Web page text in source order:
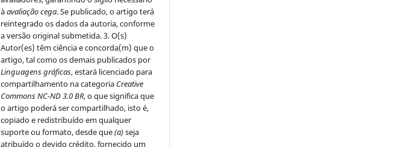
àavaliação cega. Se publicado, o artigo terá
reintegrado os dados da autoria, conforme
a versão original submetida. 3. O(s)
Autor(es) têm ciência e concorda(m) que o
artigo, tal como os demais publicados por
Linguagens gráficas, estará licenciado para
compartilhamento na categoria Creative
Commons NC-ND 3.0 BR, o que significa que
o artigo poderá ser compartilhado, isto é,
copiado e redistribuído em qualquer
suporte ou formato, desde que(a)seja
atribuído o devido crédito, fornecido um